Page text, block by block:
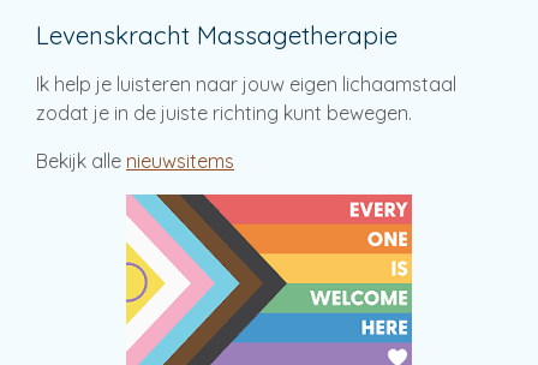
b
o
k
e
I
n
Levenskracht Massagetherapie
Ik help je luisteren naar jouw eigen lichaamstaal
zodat je in de juiste richting kunt bewegen.
Bekijk alle nieuwsitems